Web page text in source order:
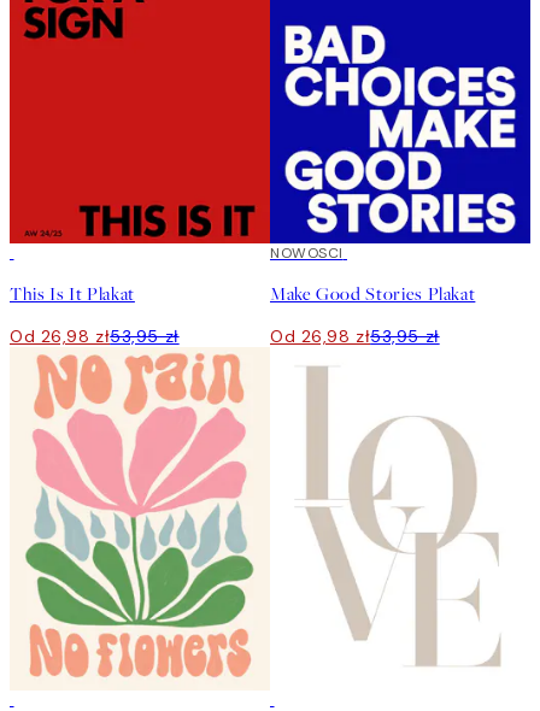
This Is It Plakat
Od 26,98 zł53,95 zł
50%*
NOWOSCI
Make Good Stories Plakat
Od 26,98 zł53,95 zł